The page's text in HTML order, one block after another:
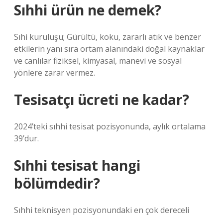
Sıhhi ürün ne demek?
Sıhi kuruluşu; Gürültü, koku, zararlı atık ve benzer
etkilerin yanı sıra ortam alanındaki doğal kaynaklar
ve canlılar fiziksel, kimyasal, manevi ve sosyal
yönlere zarar vermez.
Tesisatçı ücreti ne kadar?
2024’teki sıhhi tesisat pozisyonunda, aylık ortalama
39’dur.
Sıhhi tesisat hangi
bölümdedir?
Sıhhi teknisyen pozisyonundaki en çok dereceli